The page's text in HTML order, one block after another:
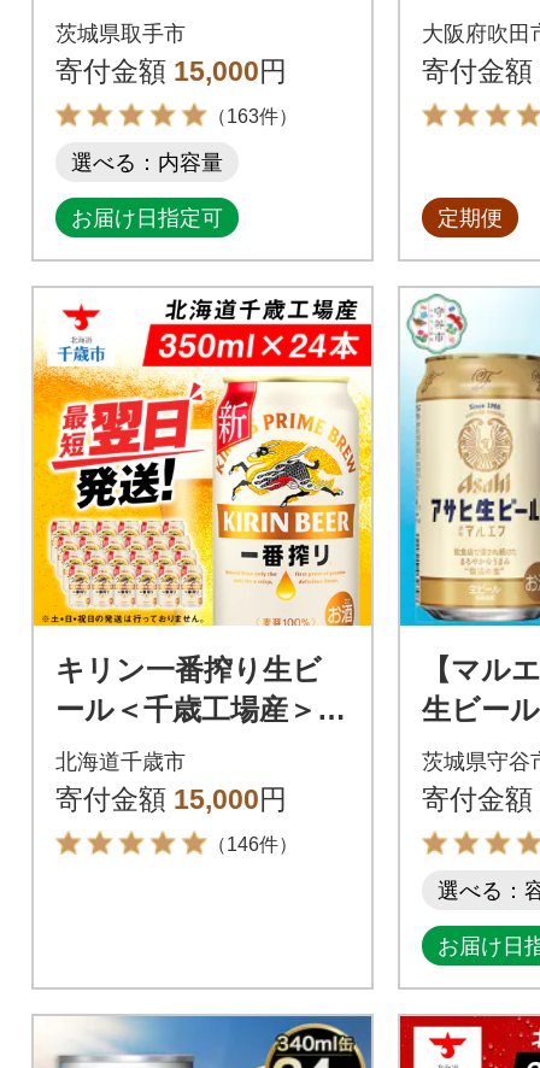
缶×24本
茨城県取手市
寄付金額 15,000円
（163件）
選べる：内容量
お届け日指定可
大阪府吹田
寄付金額
定期便
キリン一番搾り生ビ
ール＜千歳工場産＞35
0ml(24本)
北海道千歳市
寄付金額 15,000円
（146件）
【マル
生ビー
(1ケー
茨城県守谷
寄付金額
選べる：
お届け日